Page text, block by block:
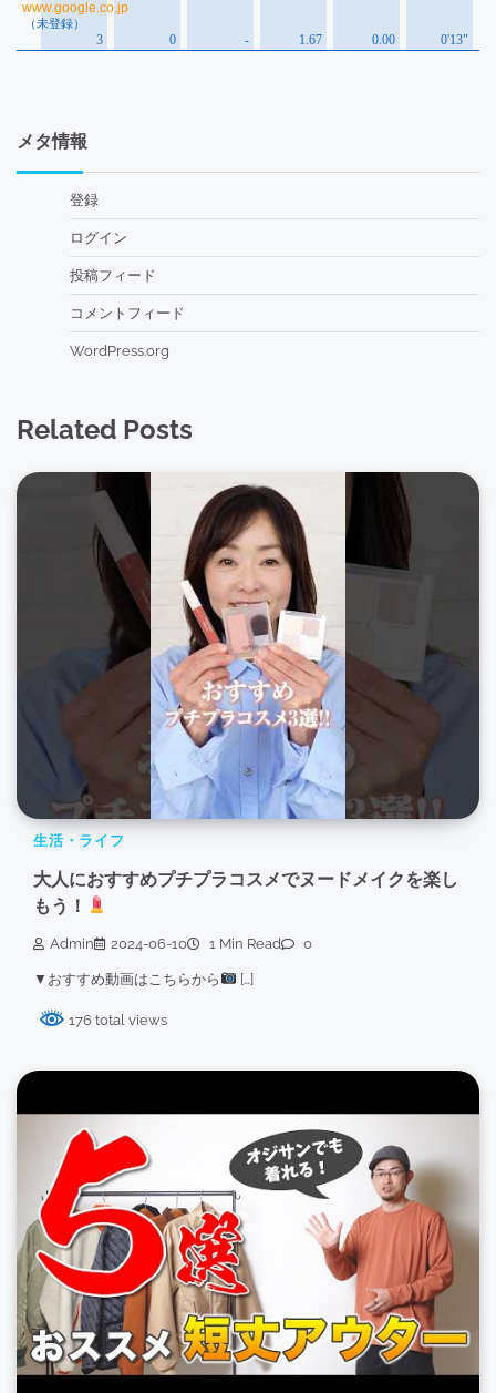
メタ情報
登録
ログイン
投稿フィード
コメントフィード
WordPress.org
Related Posts
生活・ライフ
大人におすすめプチプラコスメでヌードメイクを楽し
もう！
Admin 2024-06-10 1 Min Read 0
▼おすすめ動画はこちらから […]
176 total views